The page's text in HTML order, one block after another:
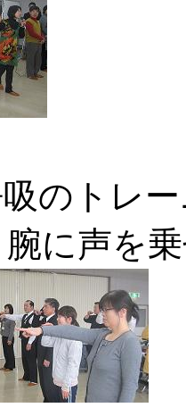
のトレ
に声を